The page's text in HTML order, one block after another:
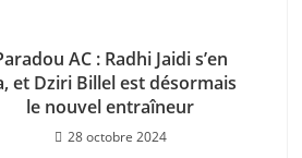
AC : Radhi Jaidi s’en
et Dziri Billel est désormais
le nouvel entraîneur
28 octobre 2024